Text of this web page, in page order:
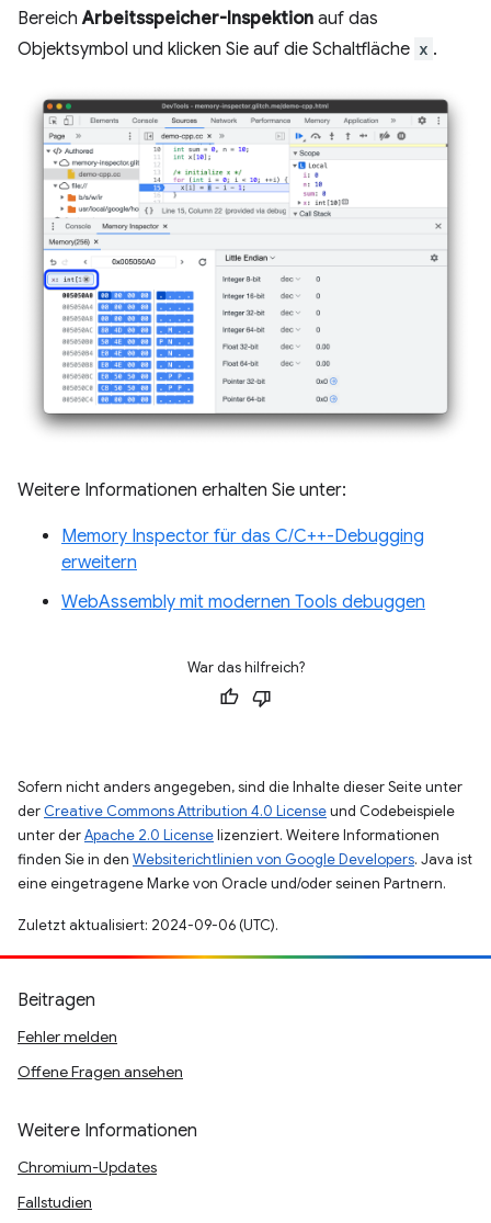
BereichArbeitsspeicher-Inspektion auf das
Objektsymbol und klicken Sie auf die Schaltfläche x .
Weitere Informationen erhalten Sie unter:
Memory Inspector für das C/C++-Debugging
erweitern
WebAssembly mit modernen Tools debuggen
War das hilfreich?
Sofern nicht anders angegeben, sind die Inhalte dieser Seite unter
der Creative Commons Attribution 4.0 Licenseund Codebeispiele
unter derApache 2.0 Licenselizenziert. Weitere Informationen
finden Sie in den Websiterichtlinien von Google Developers. Java ist
eine eingetragene Marke von Oracle und/oder seinen Partnern.
Zuletzt aktualisiert: 2024-09-06 (UTC).
Beitragen
Fehler melden
Offene Fragen ansehen
Weitere Informationen
Chromium-Updates
Fallstudien